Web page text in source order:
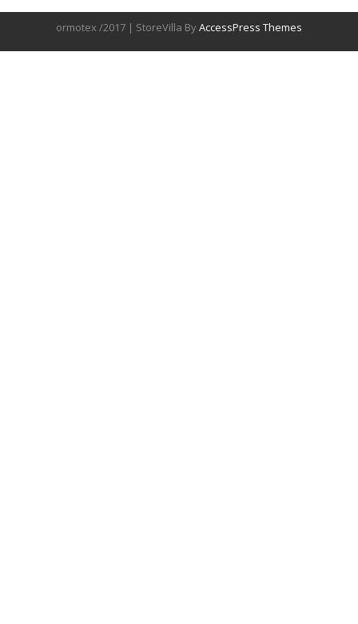
ormotex /2017 | StoreVilla ByAccessPress Themes